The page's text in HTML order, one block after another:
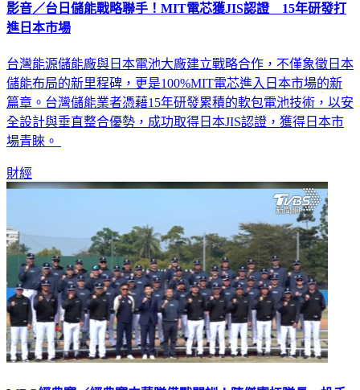
影音／台日儲能戰略聯手！MIT電芯獲JIS認證 15年研發打
進日本市場
台灣能源儲能廠與日本電池大廠建立戰略合作，不僅象徵日本
儲能布局的新里程碑，更是100%MIT電芯進入日本市場的新
篇章。台灣儲能業者憑藉15年研發累積的軟包電池技術，以安
全設計與垂直整合優勢，成功取得日本JIS認證，獲得日本市
場青睞。
財經